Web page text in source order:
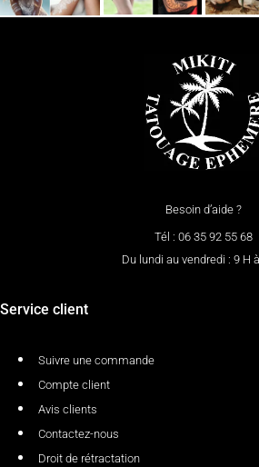
Besoin d’aide ?
Tél : 06 35 92 55 68
Du lundi au vendredi : 9 H
Service client
Suivre une commande
Compte client
Avis clients
Contactez-nous
Droit de rétractation